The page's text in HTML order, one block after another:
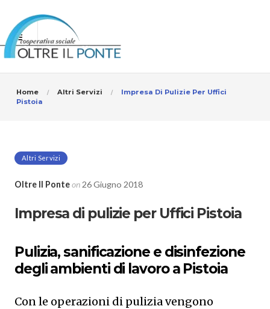
Home Altri Servizi
Impresa Di Pulizie Per Uffici
Pistoia
Altri Servizi
Oltre Il Ponteon26 Giugno 2018
Impresa di pulizie per Uffici Pistoia
Pulizia, sanificazione e disinfezione
degli ambienti di lavoro a Pistoia
Con le operazioni di pulizia vengono